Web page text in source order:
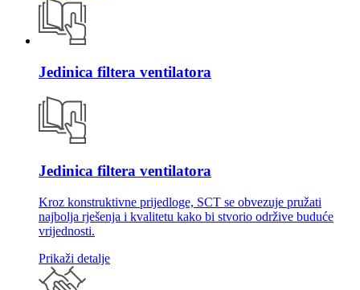
Jedinica filtera ventilatora
Jedinica filtera ventilatora
Kroz konstruktivne prijedloge, SCT se obvezuje pružati
najbolja rješenja i kvalitetu kako bi stvorio održive buduće
vrijednosti.
Prikaži detalje